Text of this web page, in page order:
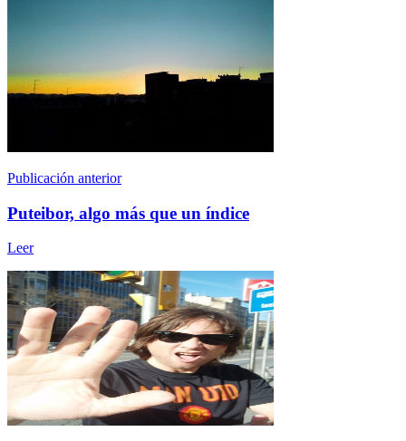
Publicación anterior
Puteibor, algo más que un índice
Leer